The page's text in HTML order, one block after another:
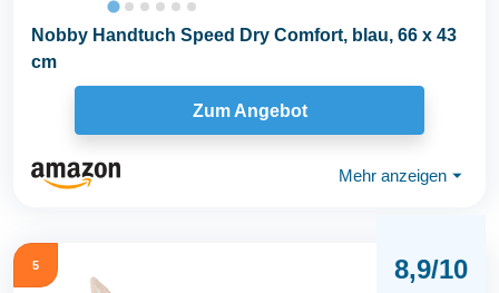
Nobby Handtuch Speed Dry Comfort, blau, 66 x 43
cm
Zum Angebot
Mehr anzeigen ⏷
5 8,9/10